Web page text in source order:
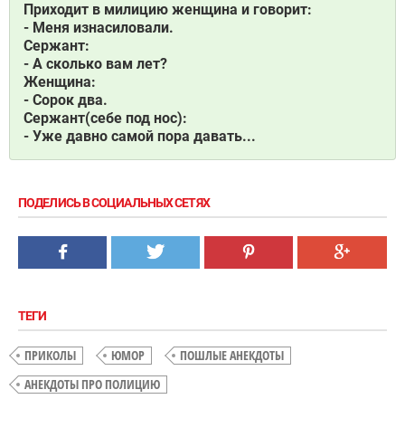
Приходит в милицию женщина и говорит:
- Меня изнасиловали.
Сержант:
- А сколько вам лет?
Женщина:
- Сорок два.
Сержант(себе под нос):
- Уже давно самой пора давать...
ПОДЕЛИСЬ В СОЦИАЛЬНЫХ СЕТЯХ
ТЕГИ
ПРИКОЛЫ ЮМОР
ПОШЛЫЕ АНЕКДОТЫ
АНЕКДОТЫ ПРО ПОЛИЦИЮ